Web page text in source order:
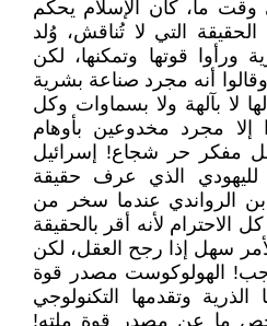
ما، كان الإسلام يحكم
التي لا تُناقش، وُلد
ورأوا قوتها وتمكنها، لكن
أنه مجرد صناعة بشرية
لا بآلهة ولا بسماوات وكل
إلا مجرد مخدوعين بأوهام
مفكر حر شجاع! إسرائيل
لليهودي الذي عرف حقيقة
الرواندي عندما سخر من
الاحترام لأنه أقر بالحقيقة
سهل إذا رجح العقل، لكن
الهولوكوست مصدر قوة
الذرية وتقدمها التكنولوجي
ما عن مصدر قوة ملته!